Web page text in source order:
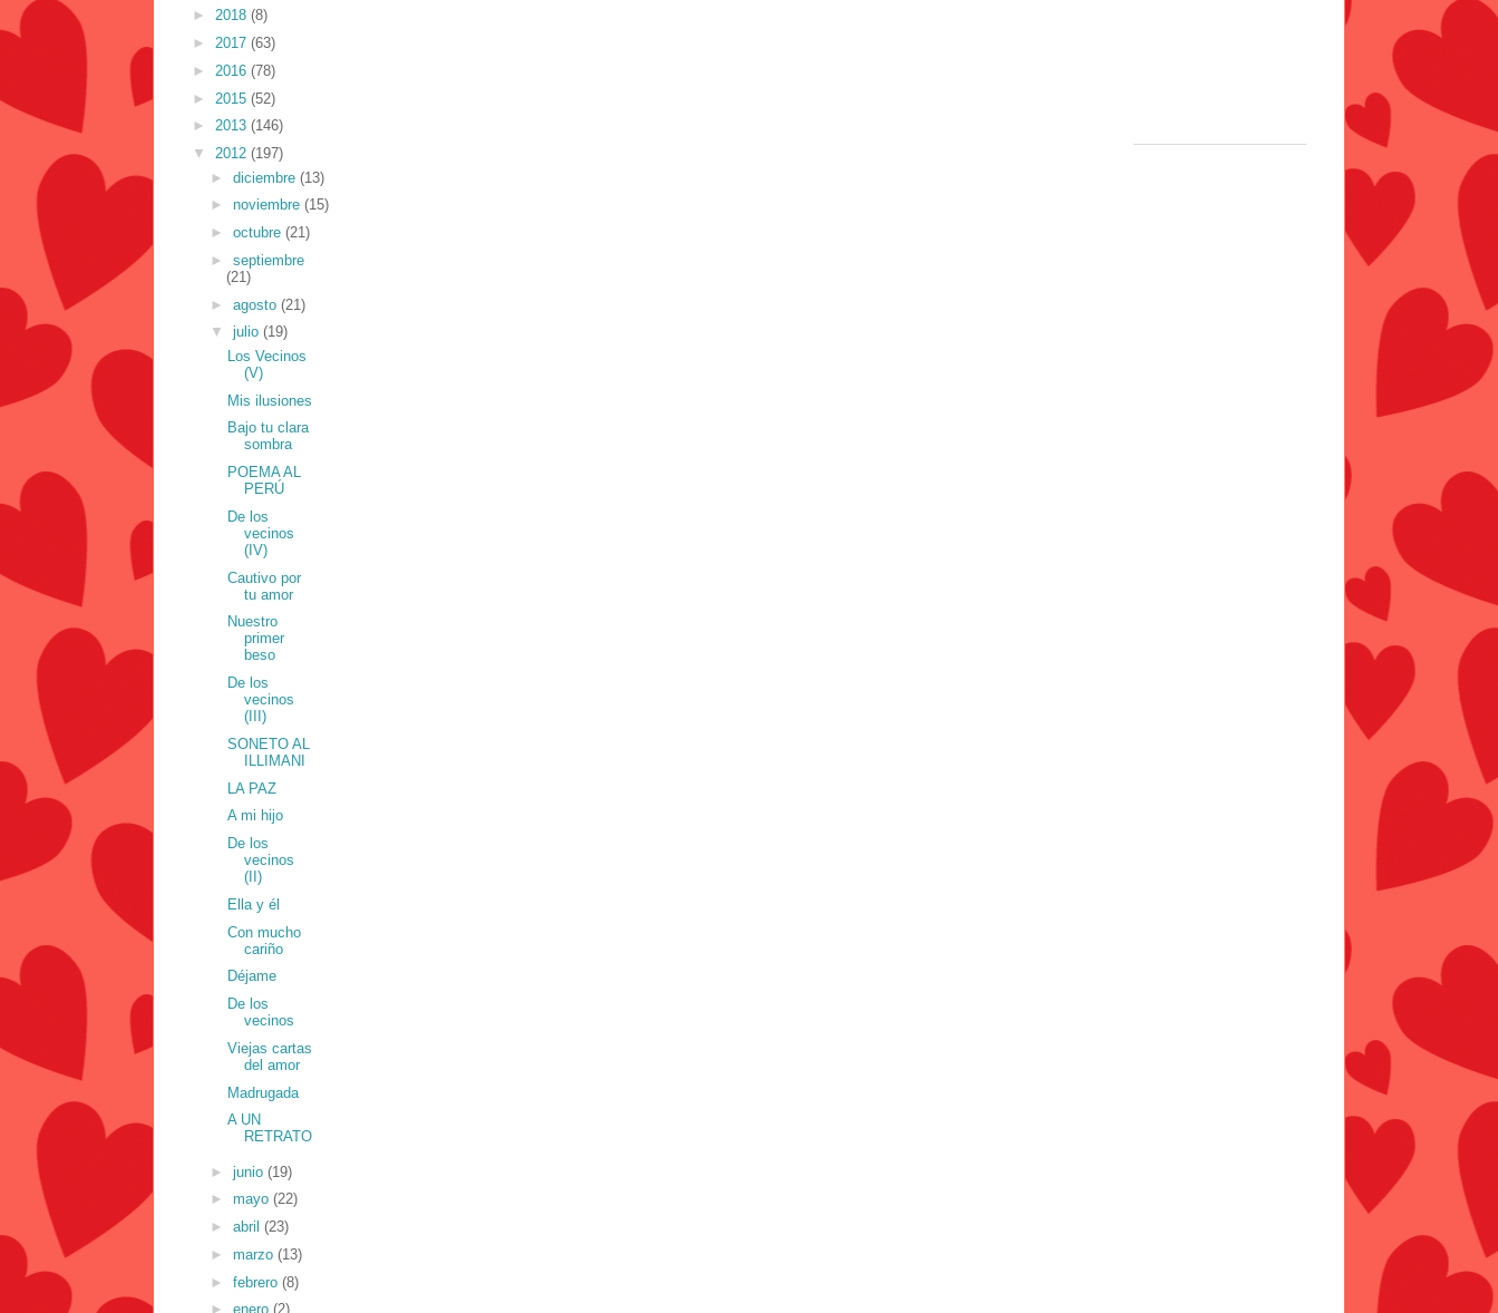
► 2018 (8)
► 2017 (63)
► 2016 (78)
► 2015 (52)
► 2013 (146)
▼ 2012 (197)
► diciembre (13)
► noviembre (15)
► octubre (21)
► septiembre
(21)
► agosto (21)
▼ julio (19)
Los Vecinos
(V)
Mis ilusiones
Bajo tu clara
sombra
POEMA AL
PERÚ
De los
vecinos
(IV)
Cautivo por
tu amor
Nuestro
primer
beso
De los
vecinos
(III)
SONETO AL
ILLIMANI
LA PAZ
A mi hijo
De los
vecinos
(II)
Ella y él
Con mucho
cariño
Déjame
De los
vecinos
Viejas cartas
del amor
Madrugada
A UN
RETRATO
► junio (19)
► mayo (22)
► abril (23)
► marzo (13)
► febrero (8)
► enero (2)